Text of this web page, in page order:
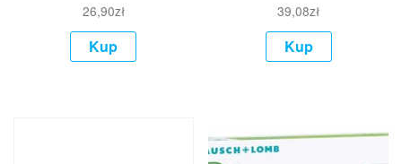
26,90zł
Kup
39,08zł
Kup